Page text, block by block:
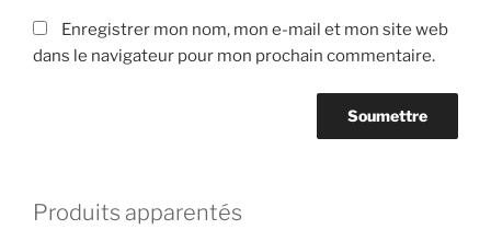
Enregistrer mon nom, mon e-mail et mon site web
dans le navigateur pour mon prochain commentaire.
Produits apparentés